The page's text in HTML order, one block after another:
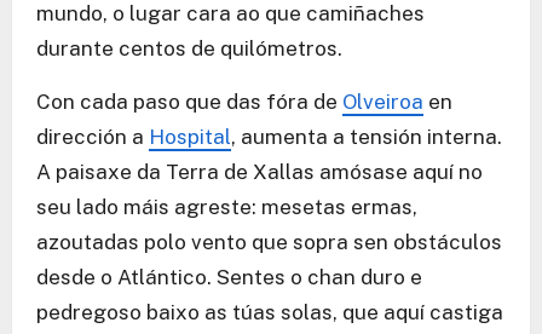
mundo, o lugar cara ao que camiñaches
durante centos de quilómetros.
Con cada paso que das fóra de Olveiroa en
dirección a Hospital, aumenta a tensión interna.
A paisaxe da Terra de Xallas amósase aquí no
seu lado máis agreste: mesetas ermas,
azoutadas polo vento que sopra sen obstáculos
desde o Atlántico. Sentes o chan duro e
pedregoso baixo as túas solas, que aquí castiga